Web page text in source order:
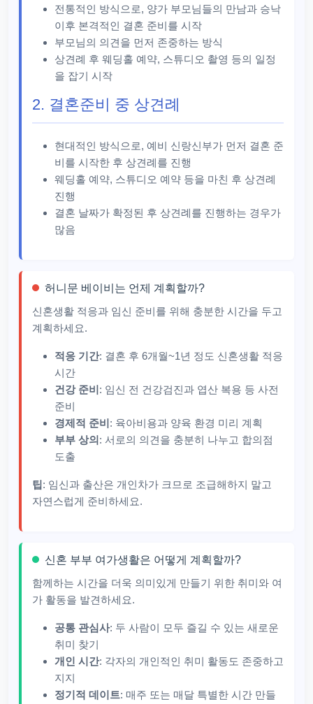
전통적인 방식으로, 양가 부모님들의 만남과 승낙
이후 본격적인 결혼 준비를 시작
부모님의 의견을 먼저 존중하는 방식
상견례 후 웨딩홀 예약, 스튜디오 촬영 등의 일정
을 잡기 시작
2. 결혼준비 중 상견례
현대적인 방식으로, 예비 신랑신부가 먼저 결혼 준
비를 시작한 후 상견례를 진행
웨딩홀 예약, 스튜디오 예약 등을 마친 후 상견례
진행
결혼 날짜가 확정된 후 상견례를 진행하는 경우가
많음
허니문 베이비는 언제 계획할까?
신혼생활 적응과 임신 준비를 위해 충분한 시간을 두고
계획하세요.
적응 기간: 결혼 후 6개월~1년 정도 신혼생활 적응
시간
건강 준비: 임신 전 건강검진과 엽산 복용 등 사전
준비
경제적 준비: 육아비용과 양육 환경 미리 계획
부부 상의 : 서로의 의견을 충분히 나누고 합의점
도출
팁 : 임신과 출산은 개인차가 크므로 조급해하지 말고
자연스럽게 준비하세요.
신혼 부부 여가생활은 어떻게 계획할까?
함께하는 시간을 더욱 의미있게 만들기 위한 취미와 여
가 활동을 발견하세요.
공통 관심사: 두 사람이 모두 즐길 수 있는 새로운
취미 찾기
개인 시간: 각자의 개인적인 취미 활동도 존중하고
지지
정기적 데이트: 매주 또는 매달 특별한 시간 만들